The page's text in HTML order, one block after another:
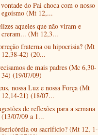
do Pai choca com o nosso
egoísmo (Mt 12,...
aqueles que não viram e
creram... (Mt 12,3...
fraterna ou hipocrisia? (Mt
12,38-42) (20...
de mais padres (Mc 6,30-
34) (19/07/09)
nossa Luz e nossa Força (Mt
12,14-21) (18/07...
de reflexões para a semana
(13/07/09 a 1...
ou sacrifício? (Mt 12, 1-